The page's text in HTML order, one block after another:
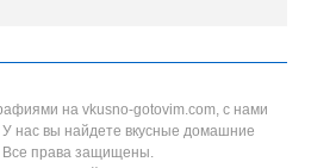
на vkusno-gotovim.com, с нами
У нас вы найдете вкусные домашние
Все права защищены.